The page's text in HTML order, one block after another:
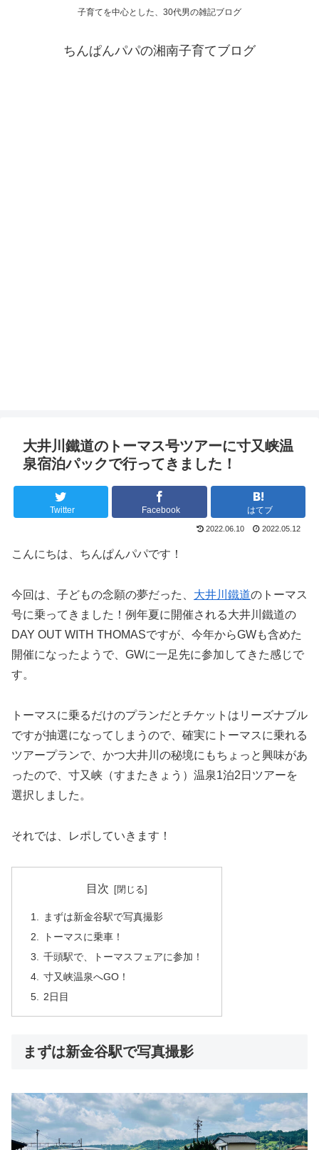
子育てを中心とした、30代男の雑記ブログ
ちんぱんパパの湘南子育てブログ
大井川鐵道のトーマス号ツアーに寸又峡温
泉宿泊パックで行ってきました！
Twitter Facebook はてブ
2022.06.10 2022.05.12
こんにちは、ちんぱんパパです！
今回は、子どもの念願の夢だった、 大井川鐵道のトーマス
号に乗ってきました！例年夏に開催される大井川鐵道の
DAY OUT WITH THOMASですが、今年からGWも含めた
開催になったようで、GWに一足先に参加してきた感じで
す。
トーマスに乗るだけのプランだとチケットはリーズナブル
ですが抽選になってしまうので、確実にトーマスに乗れる
ツアープランで、かつ大井川の秘境にもちょっと興味があ
ったので、寸又峡（すまたきょう）温泉1泊2日ツアーを
選択しました。
それでは、レポしていきます！
目次
まずは新金谷駅で写真撮影
トーマスに乗車！
千頭駅で、トーマスフェアに参加！
寸又峡温泉へGO！
2日目
まずは新金谷駅で写真撮影